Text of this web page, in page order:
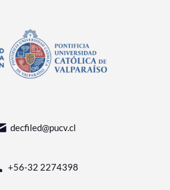
decfiled@pucv.cl
+56-32 2274398